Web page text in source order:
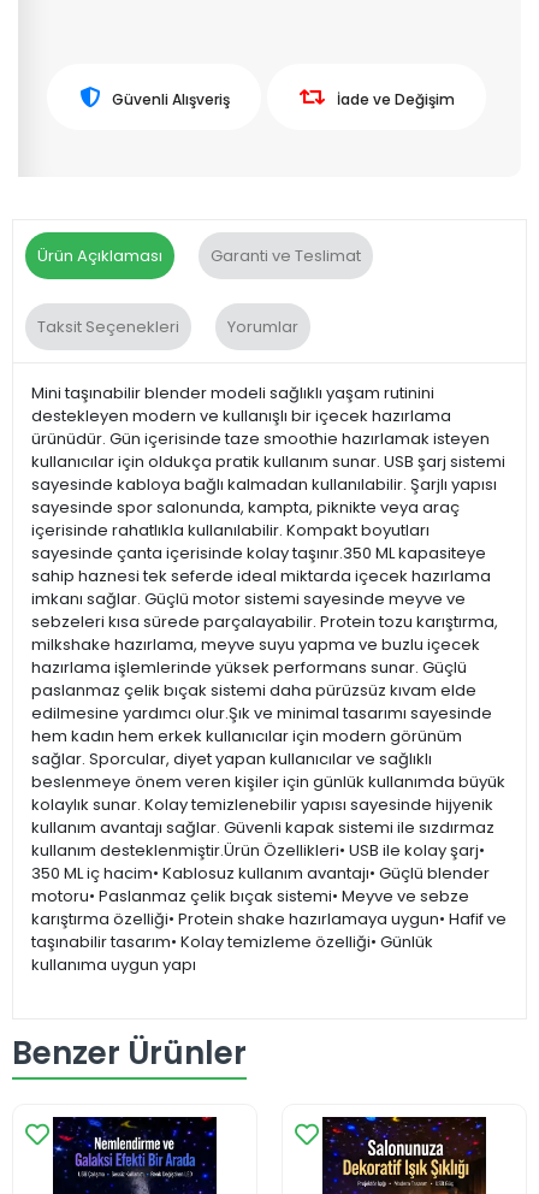
Güvenli Alışveriş İade ve Değişim
Ürün Açıklaması Garanti ve Teslimat
Taksit Seçenekleri Yorumlar
Mini taşınabilir blender modeli sağlıklı yaşam rutinini
destekleyen modern ve kullanışlı bir içecek hazırlama
ürünüdür. Gün içerisinde taze smoothie hazırlamak isteyen
kullanıcılar için oldukça pratik kullanım sunar. USB şarj sistemi
sayesinde kabloya bağlı kalmadan kullanılabilir. Şarjlı yapısı
sayesinde spor salonunda, kampta, piknikte veya araç
içerisinde rahatlıkla kullanılabilir. Kompakt boyutları
sayesinde çanta içerisinde kolay taşınır.350 ML kapasiteye
sahip haznesi tek seferde ideal miktarda içecek hazırlama
imkanı sağlar. Güçlü motor sistemi sayesinde meyve ve
sebzeleri kısa sürede parçalayabilir. Protein tozu karıştırma,
milkshake hazırlama, meyve suyu yapma ve buzlu içecek
hazırlama işlemlerinde yüksek performans sunar. Güçlü
paslanmaz çelik bıçak sistemi daha pürüzsüz kıvam elde
edilmesine yardımcı olur.Şık ve minimal tasarımı sayesinde
hem kadın hem erkek kullanıcılar için modern görünüm
sağlar. Sporcular, diyet yapan kullanıcılar ve sağlıklı
beslenmeye önem veren kişiler için günlük kullanımda büyük
kolaylık sunar. Kolay temizlenebilir yapısı sayesinde hijyenik
kullanım avantajı sağlar. Güvenli kapak sistemi ile sızdırmaz
kullanım desteklenmiştir.Ürün Özellikleri• USB ile kolay şarj•
350 ML iç hacim• Kablosuz kullanım avantajı• Güçlü blender
motoru• Paslanmaz çelik bıçak sistemi• Meyve ve sebze
karıştırma özelliği• Protein shake hazırlamaya uygun• Hafif ve
taşınabilir tasarım• Kolay temizleme özelliği• Günlük
kullanıma uygun yapı
Benzer Ürünler